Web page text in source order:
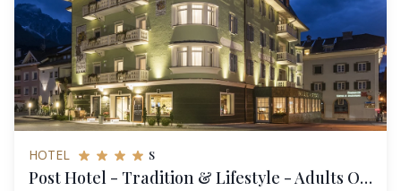
HOTEL s
Post Hotel - Tradition & Lifestyle - Adults Only